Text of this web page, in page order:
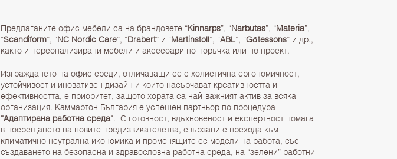
Предлаганите офис мебели са на брандовете “Kinnarps”, “Narbutas”, “Materia”,
“Scandiform”, “NC Nordic Care”, “Drabert” и “Martinstoll”, “ABL”, “Götessons” и др.,
както и персонализирани мебели и аксесоари по поръчка или по проект.
Изграждането на офис среди, отличаващи се с холистична ергономичност,
устойчивост и иновативен дизайн и които насърчават креативността и
ефективността, е приоритет, защото хората са най-важният актив за всяка
организация. Каммартон България е успешен партньор по процедура
“Адаптирана работна среда“. С готовност, вдъхновеност и експертност помага
в посрещането на новите предизвикателства, свързани с прехода към
климатично неутрална икономика и променящите се модели на работа, със
създаването на безопасна и здравословна работна среда, на “зелени” работни